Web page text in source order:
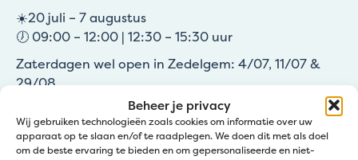
Beheer je privacy
Wij gebruiken technologieën zoals cookies om informatie over uw
apparaat op te slaan en/of te raadplegen. We doen dit met als doel
om de beste ervaring te bieden en om gepersonaliseerde en niet-
☀️20 juli – 7 augustus
🕖 09:00 – 12:00 | 12:30 – 15:30 uur
Zaterdagen wel open in Zedelgem: 4/07, 11/07 &
29/08